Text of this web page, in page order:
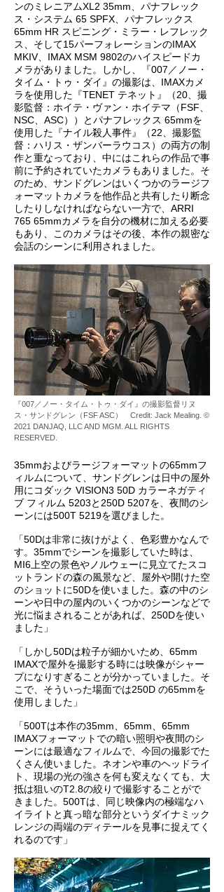
ンのミレニアムXL2 35mm、パナフレック
ス・システム 65 SPFX、パナフレックス
65mm HR スピニング・ミラー・レフレック
ス、そして15パーフォレーションのIMAX
MKIV、IMAX MSM 9802のハイスピードカ
メラがありました。しかし、『007／ノー・
タイム・トゥ・ダイ』の撮影は、IMAXカメ
ラを使用した『TENET テネット』（20、撮
影監督：ホイテ・ヴァン・ホイテマ（FSF、
NSC、ASC））とパナフレックス 65mmを
使用した『ナイル殺人事件』（22、撮影監
督：ハリス・ザンバーラウコス）の両方の制
作と重なっており、中にはこれらの作品で事
前に予約されていたカメラもありました。そ
のため、サンドグレンはいくつかのラージフ
ォーマットカメラを他作品と共有したり断念
したりしなければならない一方で、ARRI
765 65mmカメラを自分の機材に加える必要
もあり、このカメラはその後、本作の親密な
会話のシーンに利用されました。
『007／ノー・タイム・トゥ・ダイ』の撮影監督リヌ
ス・サンドグレン（FSF ASC） Credit: Jack Mealing. ©
2021 DANJAQ, LLC AND MGM. ALL RIGHTS
RESERVED.
35mmおよびラージフォーマットの65mmフ
ィルムについて、サンドグレンは日中の屋外
用にコダック VISION3 50D カラーネガティ
ブ フィルム 5203と250D 5207を、夜間のシ
ーンには500T 5219を選びました。
「50Dは非常に抜けがよく、色彩豊かなんで
す。35mmでシーンを撮影していた時は、
MI6上空の景色やノルウェーに見立てたスコ
ットランドの森の風景など、屋外や開けた空
のショットに50Dを使いました。森の中のシ
ーンや日中の屋内のいくつかのシーンなどで
光に悩まされることがあれば、250Dを使い
ました」
「しかし50Dは粒子が細かいため、65mm
IMAXで屋外を撮影する時には映像がシャー
プになりすぎることが分かっていました。そ
こで、そういった場面では250D の65mmを
使用しました」
「500Tは本作の35mm、65mm、65mm
IMAXフォーマットでの暗い照明や夜間のシ
ーンには最適なフィルムで、今回の撮影でた
くさん使いました。ネオンや車のヘッドライ
ト、現場の光の強さを何も変えなくても、大
抵は狙いのT2.8の絞りで撮影することがで
きました。500Tは、同じ映像内の極端なハ
イライトと真っ暗な部分というダイナミック
レンジの両端のディテールを見事に捉えてく
れるのです」